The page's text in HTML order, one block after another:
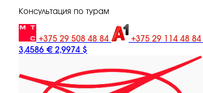
Консультация по турам
+375 29 508 48 84 +375 29 114 48 84
3,4586 € 2,9974 $